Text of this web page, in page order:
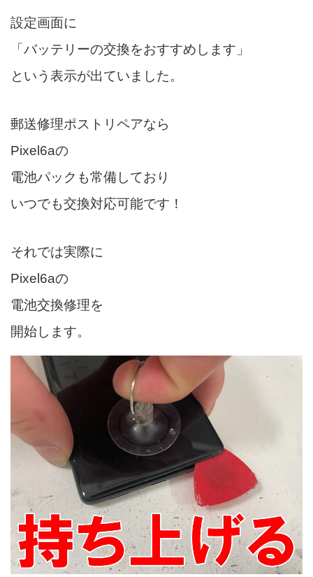
設定画面に
「バッテリーの交換をおすすめします」
という表示が出ていました。
郵送修理ポストリペアなら
Pixel6aの
電池パックも常備しており
いつでも交換対応可能です！
それでは実際に
Pixel6aの
電池交換修理を
開始します。